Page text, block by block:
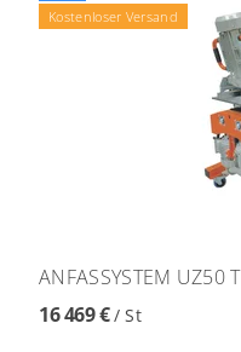
Kostenloser Versand
ANFASSYSTEM UZ50
16 469 €/ St